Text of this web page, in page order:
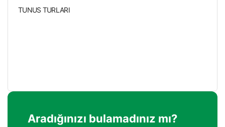
TUNUS TURLARI
Aradığınızı bulamadınız mı?